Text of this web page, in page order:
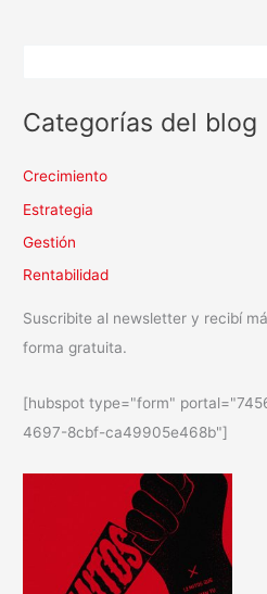
Categorías del blog
Crecimiento
Estrategia
Gestión
Rentabilidad
Suscribite al newsletter y recibí
forma gratuita.
[hubspot type="form"
4697-8cbf-ca49905e468b"]